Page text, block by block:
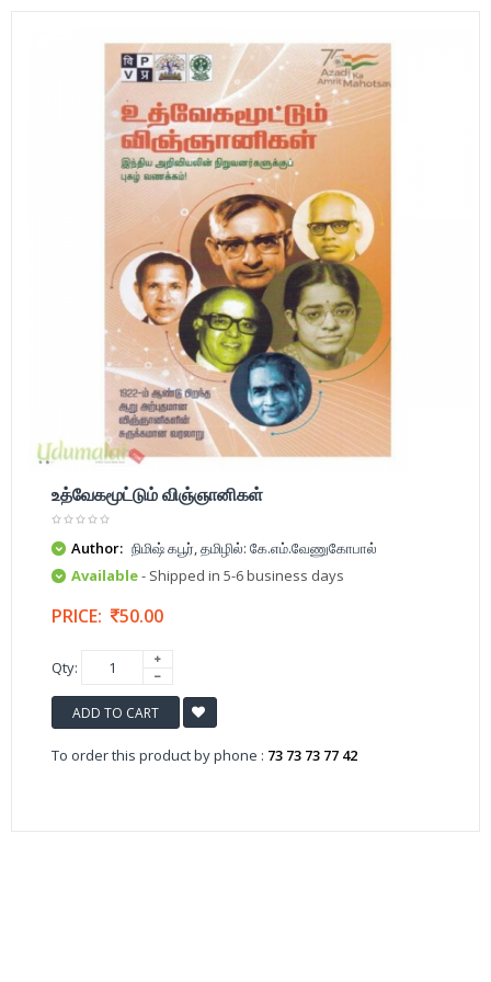
உத்வேகமூட்டும் விஞ்ஞானிகள்
Author: நிமிஷ் கபூர், தமிழில்: கே.எம்.வேணுகோபால்
Available- Shipped in 5-6 business days
PRICE: 50.00
Qty:
ADD TO CART
To order this product by phone : 73 73 73 77 42